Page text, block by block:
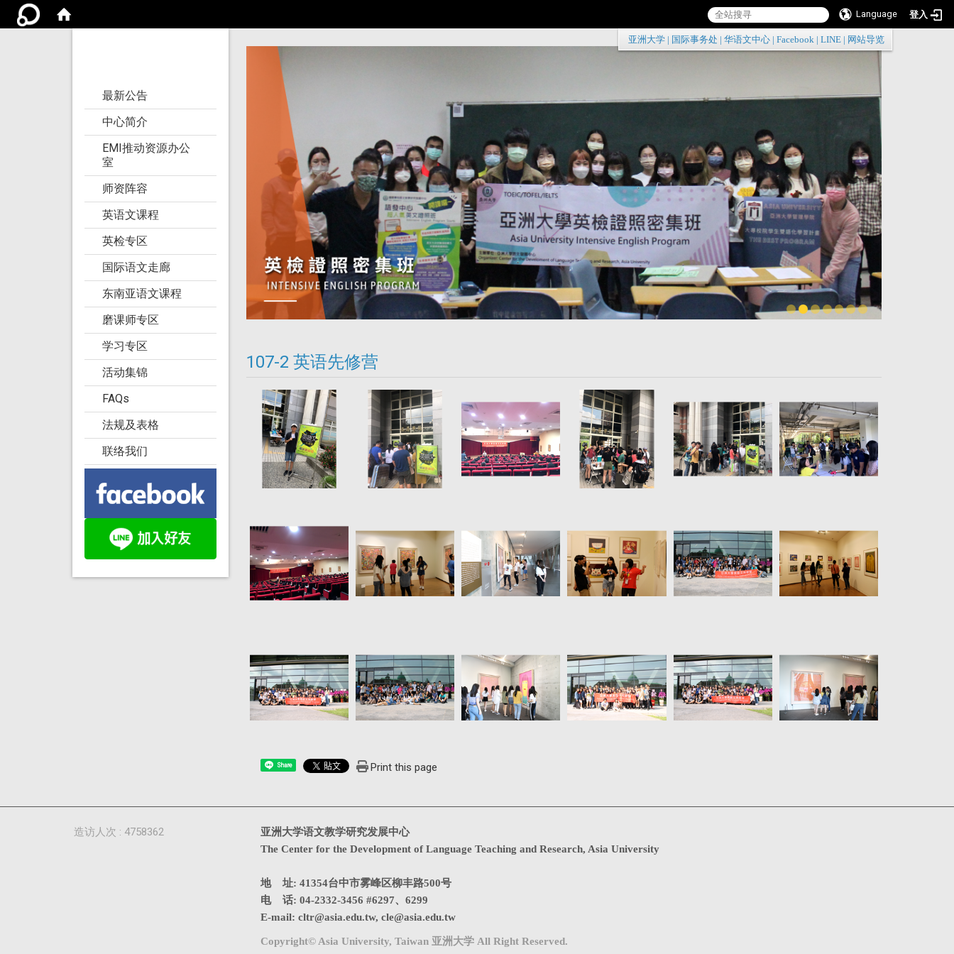
Language 登入
:::
亚洲大学 国际事务处 华语文中心 Facebook LINE 网站导览
最新公告
中心简介
EMI推动资源办公
室
师资阵容
英语文课程
英检专区
国际语文走廊
东南亚语文课程
磨课师专区
学习专区
活动集锦
FAQs
法规及表格
联络我们
107-2 英语先修营
Share Print this page
亚洲大学语文教学研究发展中心
The Center for the Development of Language Teaching and Research, Asia University
地 址: 41354台中市雾峰区柳丰路500号
电 话: 04-2332-3456 #6297、6299
E-mail: cltr@asia.edu.tw, cle@asia.edu.tw
Copyright© Asia University, Taiwan 亚洲大学 All Right Reserved.
造访人次 : 4758362